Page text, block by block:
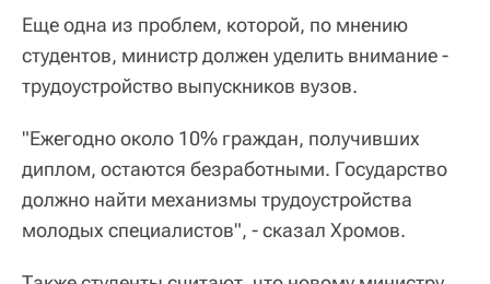
Еще одна из проблем, которой, по мнению
студентов, министр должен уделить внимание -
трудоустройство выпускников вузов.
"Ежегодно около 10% граждан, получивших
диплом, остаются безработными. Государство
должно найти механизмы трудоустройства
молодых специалистов", - сказал Хромов.